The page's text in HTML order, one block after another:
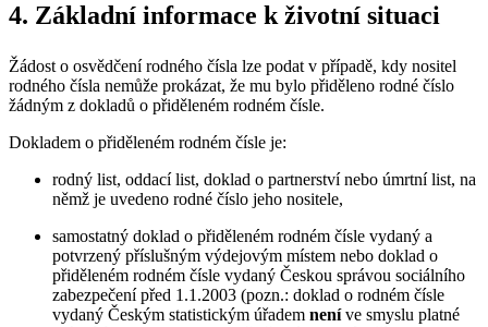
4. Základní informace k životní situaci
Žádost o osvědčení rodného čísla lze podat v případě, kdy nositel
rodného čísla nemůže prokázat, že mu bylo přiděleno rodné číslo
žádným z dokladů o přiděleném rodném čísle.
Dokladem o přiděleném rodném čísle je:
rodný list, oddací list, doklad o partnerství nebo úmrtní list, na
němž je uvedeno rodné číslo jeho nositele,
samostatný doklad o přiděleném rodném čísle vydaný a
potvrzený příslušným výdejovým místem nebo doklad o
přiděleném rodném čísle vydaný Českou správou sociálního
zabezpečení před 1.1.2003 (pozn.: doklad o rodném čísle
vydaný Českým statistickým úřadem neníve smyslu platné